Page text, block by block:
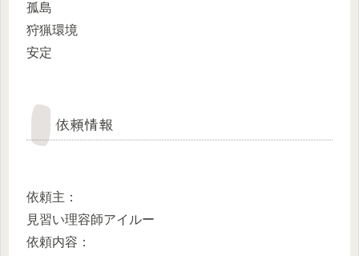
孤島
狩猟環境
安定
依頼情報
依頼主：
見習い理容師アイルー
依頼内容：